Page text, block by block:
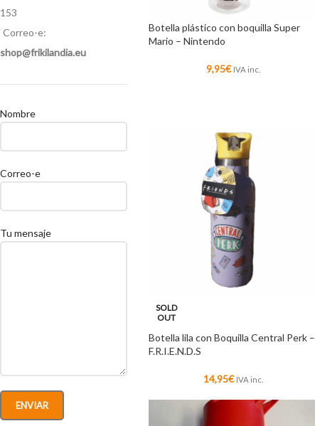
153
Correo-e:
shop@frikilandia.eu
Nombre
Correo-e
Tu mensaje
Botella plástico con boquilla Super
Mario – Nintendo
9,95€ IVA inc.
SOLD
OUT
Botella lila con Boquilla Central Perk –
F.R.I.E.N.D.S
14,95€ IVA inc.